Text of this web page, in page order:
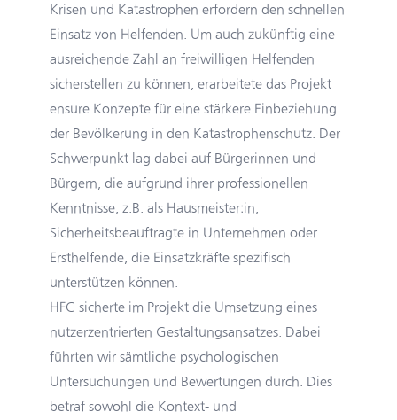
Krisen und Katastrophen erfordern den schnellen
Einsatz von Helfenden. Um auch zukünftig eine
ausreichende Zahl an freiwilligen Helfenden
sicherstellen zu können, erarbeitete das Projekt
ensure Konzepte für eine stärkere Einbeziehung
der Bevölkerung in den Katastrophenschutz. Der
Schwerpunkt lag dabei auf Bürgerinnen und
Bürgern, die aufgrund ihrer professionellen
Kenntnisse, z.B. als Hausmeister:in,
Sicherheitsbeauftragte in Unternehmen oder
Ersthelfende, die Einsatzkräfte spezifisch
unterstützen können.
HFC sicherte im Projekt die Umsetzung eines
nutzerzentrierten Gestaltungsansatzes. Dabei
führten wir sämtliche psychologischen
Untersuchungen und Bewertungen durch. Dies
betraf sowohl die Kontext- und